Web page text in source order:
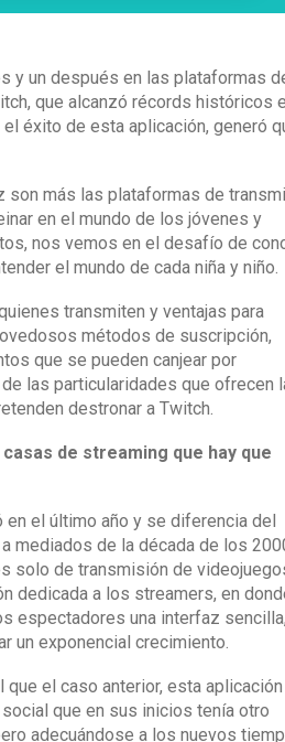
y un después en las plataformas
que alcanzó récords históricos
éxito de esta aplicación, generó
son más las plataformas de
en el mundo de los jóvenes y
nos vemos en el desafío de
el mundo de cada niña y niño.
transmiten y ventajas para
métodos de suscripción,
que se pueden canjear por
las particularidades que ofrecen
destronar a Twitch.
de streaming que hay que
en el último año y se diferencia del
mediados de la década de los
solo de transmisión de
dedicada a los streamers, en
espectadores una interfaz
un exponencial crecimiento.
que el caso anterior, esta aplicación
que en sus inicios tenía otro
adecuándose a los nuevos